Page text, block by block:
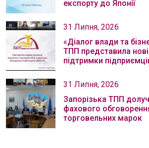
експорту до Японії
31 Липня, 2026
«Діалог влади та
ТПП представила нові
підтримки
31 Липня, 2026
Запорізька ТПП
фахового
торговельних марок